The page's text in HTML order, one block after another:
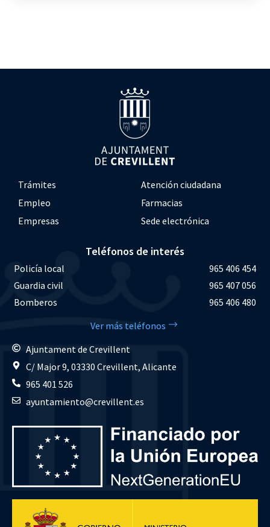
Trámites
Atención ciudadana
Empleo
Farmacias
Empresas
Sede electrónica
Teléfonos de interés
Policía local
965 406 454
Guardia civil
965 407 056
Bomberos
965 406 480
Ver más teléfonos
Ajuntament de Crevillent
C/ Major 9, 03330 Crevillent, Alicante
965 401 526
ayuntamiento@crevillent.es